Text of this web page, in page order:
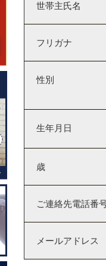
世帯主氏名
フリガナ
性別
生年月日
歳
ご連絡先電話番
メールアドレス